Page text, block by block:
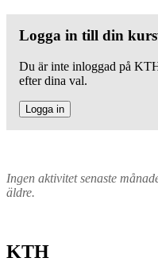
Logga in till din
Du är inte inloggad på
efter dina val.
Logga in
Ingen aktivitet senaste
äldre.
KTH